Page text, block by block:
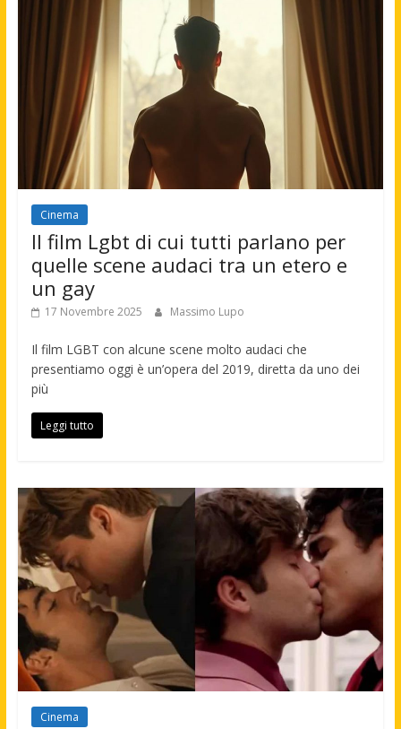
Cinema
Il film Lgbt di cui tutti parlano per
quelle scene audaci tra un etero e
un gay
17 Novembre 2025 Massimo Lupo
Il film LGBT con alcune scene molto audaci che
presentiamo oggi è un’opera del 2019, diretta da uno dei
più
Leggi tutto
Cinema